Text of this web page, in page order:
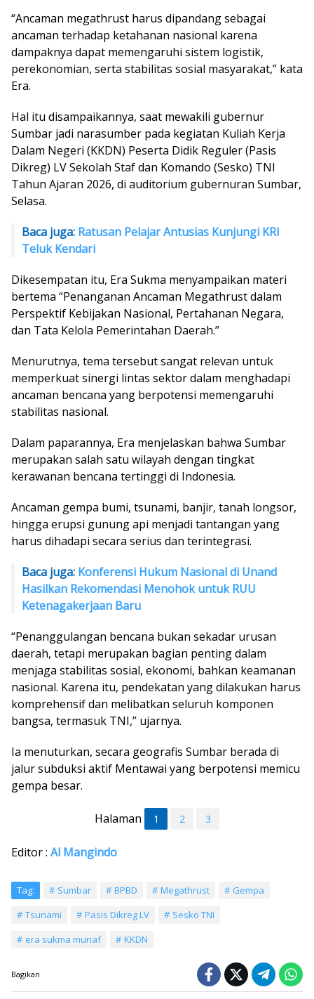
“Ancaman megathrust harus dipandang sebagai
ancaman terhadap ketahanan nasional karena
dampaknya dapat memengaruhi sistem logistik,
perekonomian, serta stabilitas sosial masyarakat,” kata
Era.
Hal itu disampaikannya, saat mewakili gubernur
Sumbar jadi narasumber pada kegiatan Kuliah Kerja
Dalam Negeri (KKDN) Peserta Didik Reguler (Pasis
Dikreg) LV Sekolah Staf dan Komando (Sesko) TNI
Tahun Ajaran 2026, di auditorium gubernuran Sumbar,
Selasa.
Baca juga: Ratusan Pelajar Antusias Kunjungi KRI
Teluk Kendari
Dikesempatan itu, Era Sukma menyampaikan materi
bertema “Penanganan Ancaman Megathrust dalam
Perspektif Kebijakan Nasional, Pertahanan Negara,
dan Tata Kelola Pemerintahan Daerah.”
Menurutnya, tema tersebut sangat relevan untuk
memperkuat sinergi lintas sektor dalam menghadapi
ancaman bencana yang berpotensi memengaruhi
stabilitas nasional.
Dalam paparannya, Era menjelaskan bahwa Sumbar
merupakan salah satu wilayah dengan tingkat
kerawanan bencana tertinggi di Indonesia.
Ancaman gempa bumi, tsunami, banjir, tanah longsor,
hingga erupsi gunung api menjadi tantangan yang
harus dihadapi secara serius dan terintegrasi.
Baca juga: Konferensi Hukum Nasional di Unand
Hasilkan Rekomendasi Menohok untuk RUU
Ketenagakerjaan Baru
“Penanggulangan bencana bukan sekadar urusan
daerah, tetapi merupakan bagian penting dalam
menjaga stabilitas sosial, ekonomi, bahkan keamanan
nasional. Karena itu, pendekatan yang dilakukan harus
komprehensif dan melibatkan seluruh komponen
bangsa, termasuk TNI,” ujarnya.
Ia menuturkan, secara geografis Sumbar berada di
jalur subduksi aktif Mentawai yang berpotensi memicu
gempa besar.
Halaman 1 2 3
Editor : Al Mangindo
Tag: Sumbar BPBD Megathrust
Gempa
Tsunami
Pasis Dikreg LV
Sesko TNI
era sukma munaf
KKDN
Bagikan